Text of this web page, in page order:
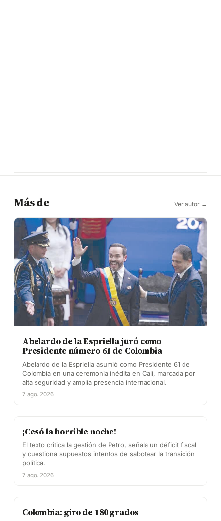
Más de Ver autor →
Abelardo de la Espriella juró como
Presidente número 61 de Colombia
Abelardo de la Espriella asumió como Presidente 61 de
Colombia en una ceremonia inédita en Cali, marcada por
alta seguridad y amplia presencia internacional.
7 ago. 2026
¡Cesó la horrible noche!
El texto critica la gestión de Petro, señala un déficit fiscal
y cuestiona supuestos intentos de sabotear la transición
política.
7 ago. 2026
Colombia: giro de 180 grados